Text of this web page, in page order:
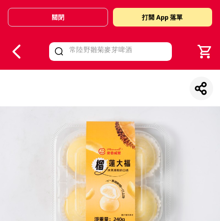
Valid Until 30 June 2026
關閉 打開 App 落單